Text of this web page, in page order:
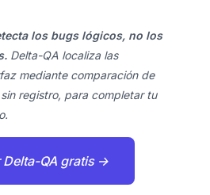
los bugs lógicos, no los
Delta-QA localiza las
mediante comparación de
registro, para completar tu
Delta-QA gratis →